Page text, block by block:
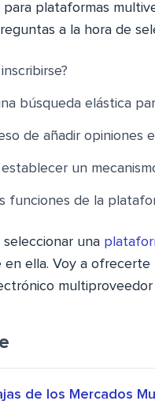
plataformas
a la hora de
búsqueda elástica
de añadir opiniones
establecer un
funciones de la
una
ella. Voy a ofrecerte
de los Mercados